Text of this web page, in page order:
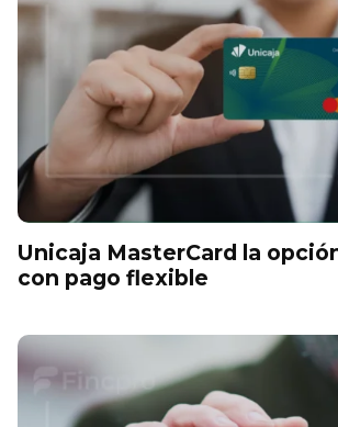
Unicaja MasterCard la
con pago flexible